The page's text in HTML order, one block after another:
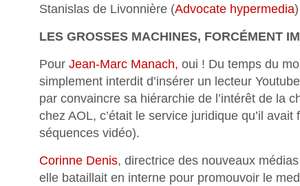
Stanislas de Livonnière (Advocate hypermedia)
LES GROSSES MACHINES, FORCÉMENT
Pour Jean-Marc Manach, oui ! Du temps du
simplement interdit d’insérer un lecteur
par convaincre sa hiérarchie de l’intérêt de la
chez AOL, c’était le service juridique qu’il
séquences vidéo).
Corinne Denis, directrice des nouveaux
elle bataillait en interne pour promouvoir le